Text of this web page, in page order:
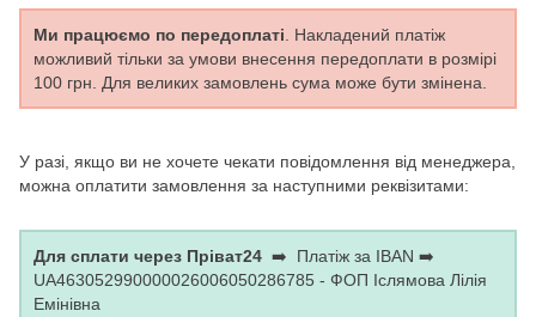
Ми працюємо по передоплаті. Накладений платіж
можливий тільки за умови внесення передоплати в розмірі
100 грн. Для великих замовлень сума може бути змінена.
У разі, якщо ви не хочете чекати повідомлення від менеджера,
можна оплатити замовлення за наступними реквізитами:
Для сплати через Пріват24 ➡️ Платіж за IBAN ➡️
UA463052990000026006050286785 - ФОП Іслямова Лілія
Емінівна